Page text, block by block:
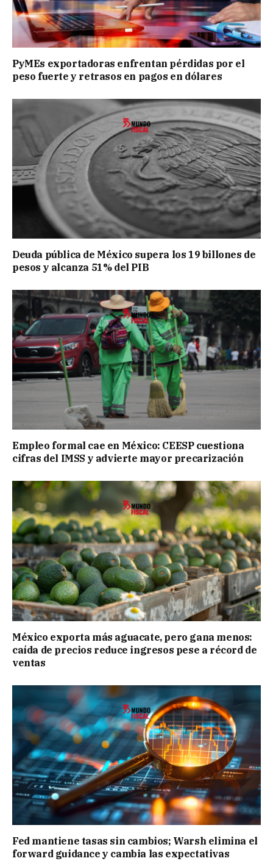
PyMEs exportadoras enfrentan pérdidas por el
peso fuerte y retrasos en pagos en dólares
Deuda pública de México supera los 19 billones de
pesos y alcanza 51% del PIB
Empleo formal cae en México: CEESP cuestiona
cifras del IMSS y advierte mayor precarización
México exporta más aguacate, pero gana menos:
caída de precios reduce ingresos pese a récord de
ventas
Fed mantiene tasas sin cambios; Warsh elimina el
forward guidance y cambia las expectativas